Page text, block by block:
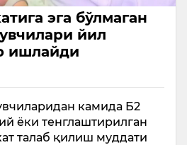
эга бўлмаган
йил
ишлайди
камида Б2
ёки тенглаштирилган
талаб қилиш муддати